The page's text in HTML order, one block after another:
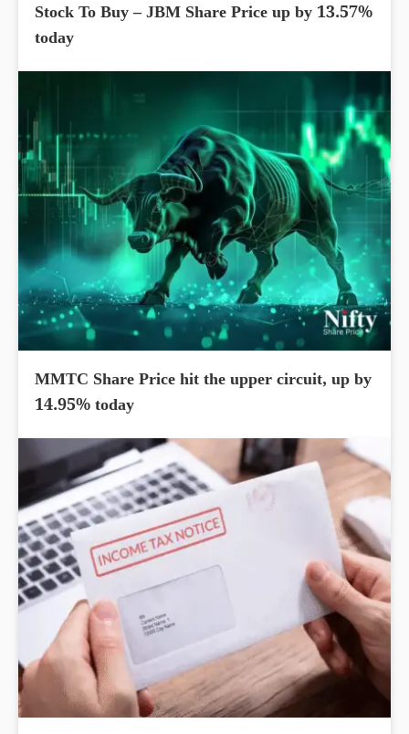
Stock To Buy – JBM Share Price up by 13.57%
today
MMTC Share Price hit the upper circuit, up by
14.95% today